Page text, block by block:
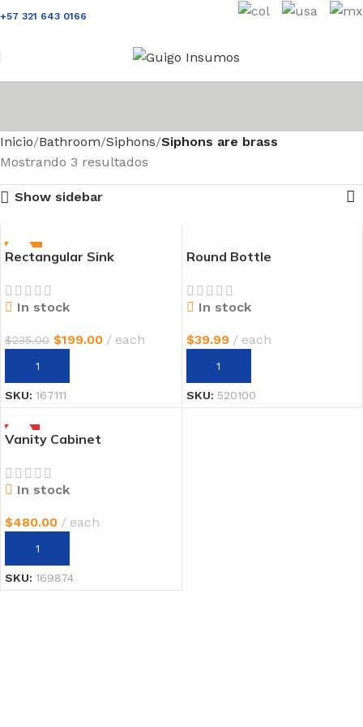
+57 321 643 0166
Inicio Bathroom Siphons Siphons are brass
Mostrando 3 resultados
Show sidebar
-15%
Rectangular Sink
In stock
$235.00 $199.00 each
AÑADIR AL CARRITO
SKU: 167111
Round Bottle
In stock
$39.99 each
AÑADIR AL CARRITO
SKU: 520100
Vanity Cabinet
In stock
$480.00 each
AÑADIR AL CARRITO
SKU: 169874